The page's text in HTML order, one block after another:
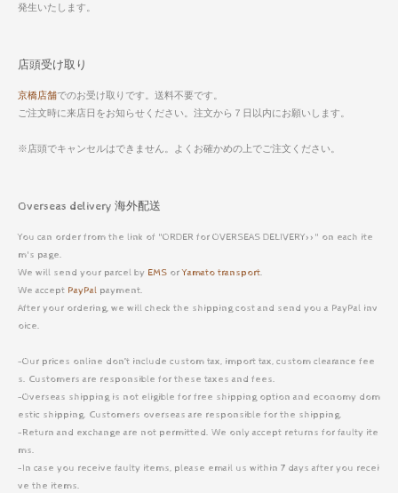
発生いたします。
店頭受け取り
京橋店舗でのお受け取りです。送料不要です。
ご注文時に来店日をお知らせください。注文から７日以内にお願いします。
※店頭でキャンセルはできません。よくお確かめの上でご注文ください。
Overseas delivery 海外配送
You can order from the link of "ORDER for OVERSEAS DELIVERY>>" on each ite
m's page.
We will send your parcel by EMS orYamato transport.
We accept PayPal payment.
After your ordering, we will check the shipping cost and send you a PayPal inv
oice.
-Our prices online don’t include custom tax, import tax, custom clearance fee
s. Customers are responsible for these taxes and fees.
-Overseas shipping is not eligible for free shipping option and economy dom
estic shipping. Customers overseas are responsible for the shipping.
-Return and exchange are not permitted. We only accept returns for faulty ite
ms.
-In case you receive faulty items, please email us within 7 days after you recei
ve the items.